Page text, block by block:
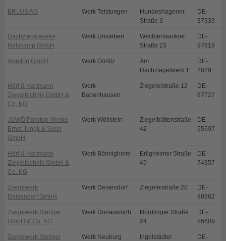
ERLUS AG Werk Teistungen
Hundeshagener
Straße 3
DE-
37339
Dachziegelwerke
Nelskamp GmbH
Werk Unsleben
Wechterswinkler
Straße 23
DE-
97618
Argeton GmbH Werk Görlitz
Am
Dachziegelwerk 1
DE-
2829
Hörl & Hartmann
Ziegeltechnik GmbH &
Co. KG
Werk
Babenhausen
Ziegeleistraße 12
DE-
87727
JUWÖ Poroton-Werke
Ernst Jungk & Sohn
GmbH
Werk Wöllstein
Ziegelhüttenstraße
42
DE-
55597
Hörl & Hartmann
Ziegeltechnik GmbH &
Co. KG
Werk Bönnigheim
Erligheimer Straße
45
DE-
74357
Ziegelwerk
Deisendorf GmbH
Werk Deisendorf Ziegeleistraße 20
DE-
88662
Ziegelwerk Stengel
GmbH & Co. KG
Werk Donauwörth
Nördlinger Straße
24
DE-
86609
Ziegelwerk Stengel
Werk Neuburg
Ingolstädter
DE-